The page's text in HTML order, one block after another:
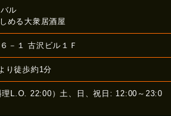
ル
める大衆居酒屋
－１ 古沢ビル１Ｆ
り徒歩約1分
L.O. 22:00）土、日、祝日: 12:00～23:0